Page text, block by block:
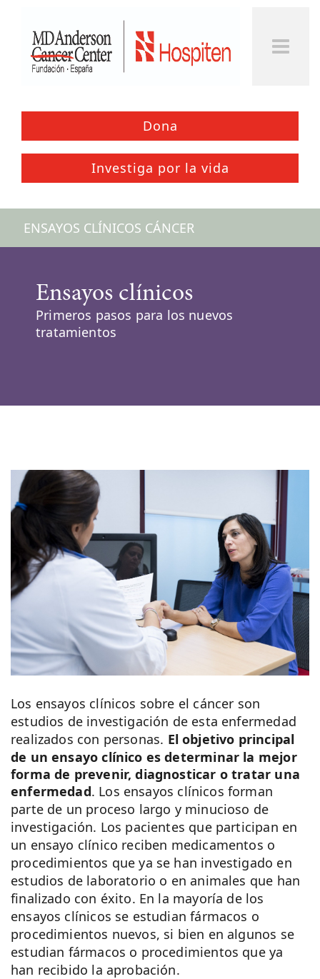
Dona
Investiga por la vida
ENSAYOS CLÍNICOS CÁNCER
Ensayos clínicos
Primeros pasos para los nuevos
tratamientos
Los ensayos clínicos sobre el cáncer son
estudios de investigación de esta enfermedad
realizados con personas. El objetivo principal
de un ensayo clínico es determinar la mejor
forma de prevenir, diagnosticar o tratar una
enfermedad. Los ensayos clínicos forman
parte de un proceso largo y minucioso de
investigación. Los pacientes que participan en
un ensayo clínico reciben medicamentos o
procedimientos que ya se han investigado en
estudios de laboratorio o en animales que han
finalizado con éxito. En la mayoría de los
ensayos clínicos se estudian fármacos o
procedimientos nuevos, si bien en algunos se
estudian fármacos o procedimientos que ya
han recibido la aprobación.